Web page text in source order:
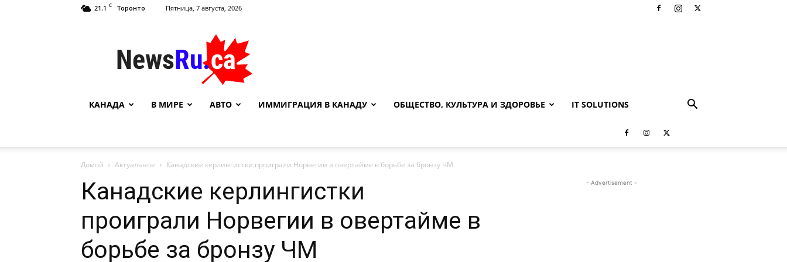
21.1 C Торонто Пятница, 7 августа, 2026
NewsRu.Ca
КАНАДА В МИРЕ АВТО ИММИГРАЦИЯ В КАНАДУ ОБЩЕСТВО, КУЛЬТУРА И ЗДОРОВЬЕ IT SOLUTIONS
Домой Актуальное Канадские керлингистки проиграли Норвегии в овертайме в борьбе за бронзу ЧМ
Канадские керлингистки
проиграли Норвегии в овертайме в
борьбе за бронзу ЧМ
- Advertisement -